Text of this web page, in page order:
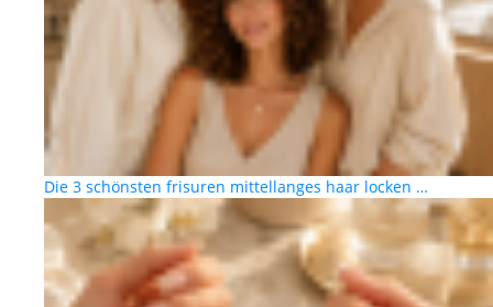
Die 3 schönsten frisuren mittellanges haar locken …